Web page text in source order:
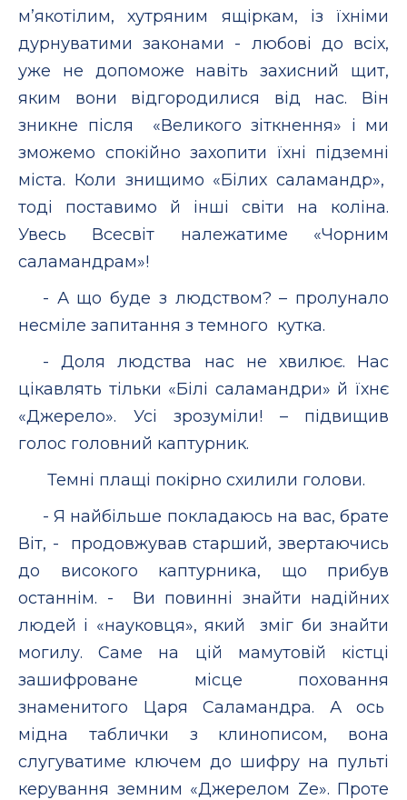
м’якотілим, хутряним ящіркам, із їхніми
дурнуватими законами - любові до всіх,
уже не допоможе навіть захисний щит,
яким вони відгородилися від нас. Він
зникне після «Великого зіткнення» і ми
зможемо спокійно захопити їхні підземні
міста. Коли знищимо «Білих саламандр»,
тоді поставимо й інші світи на коліна.
Увесь Всесвіт належатиме «Чорним
саламандрам»!
- А що буде з людством? – пролунало
несміле запитання з темного кутка.
- Доля людства нас не хвилює. Нас
цікавлять тільки «Білі саламандри» й їхнє
«Джерело». Усі зрозуміли! – підвищив
голос головний каптурник.
Темні плащі покірно схилили голови.
- Я найбільше покладаюсь на вас, брате
Віт, - продовжував старший, звертаючись
до високого каптурника, що прибув
останнім. - Ви повинні знайти надійних
людей і «науковця», який зміг би знайти
могилу. Саме на цій мамутовій кістці
зашифроване місце поховання
знаменитого Царя Саламандра. А ось
мідна таблички з клинописом, вона
слугуватиме ключем до шифру на пульті
керування земним «Джерелом Ze». Проте